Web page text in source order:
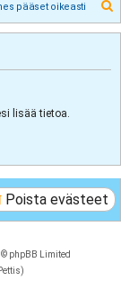
pääset oikeasti
lisää tietoa.
Poista evästeet
phpBB Limited